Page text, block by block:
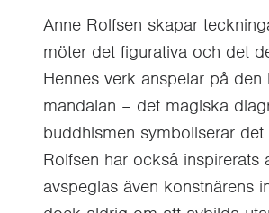
Anne Rolfsen skapar
möter det figurativa och det
Hennes verk anspelar på
mandalan – det magiska
buddhismen symboliserar
Rolfsen har också
avspeglas även konstnärens